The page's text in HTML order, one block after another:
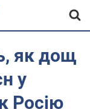
як дощ
у
Росію